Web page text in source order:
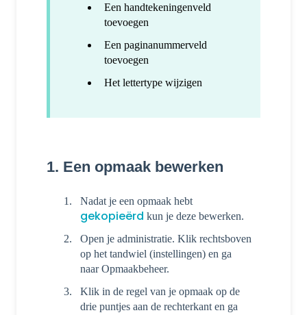
Een handtekeningenveld
toevoegen
Een paginanummerveld
toevoegen
Het lettertype wijzigen
1. Een opmaak bewerken
Nadat je een opmaak hebt
gekopieërd kun je deze bewerken.
Open je administratie. Klik rechtsboven
op het tandwiel (instellingen) en ga
naar Opmaakbeheer.
Klik in de regel van je opmaak op de
drie puntjes aan de rechterkant en ga